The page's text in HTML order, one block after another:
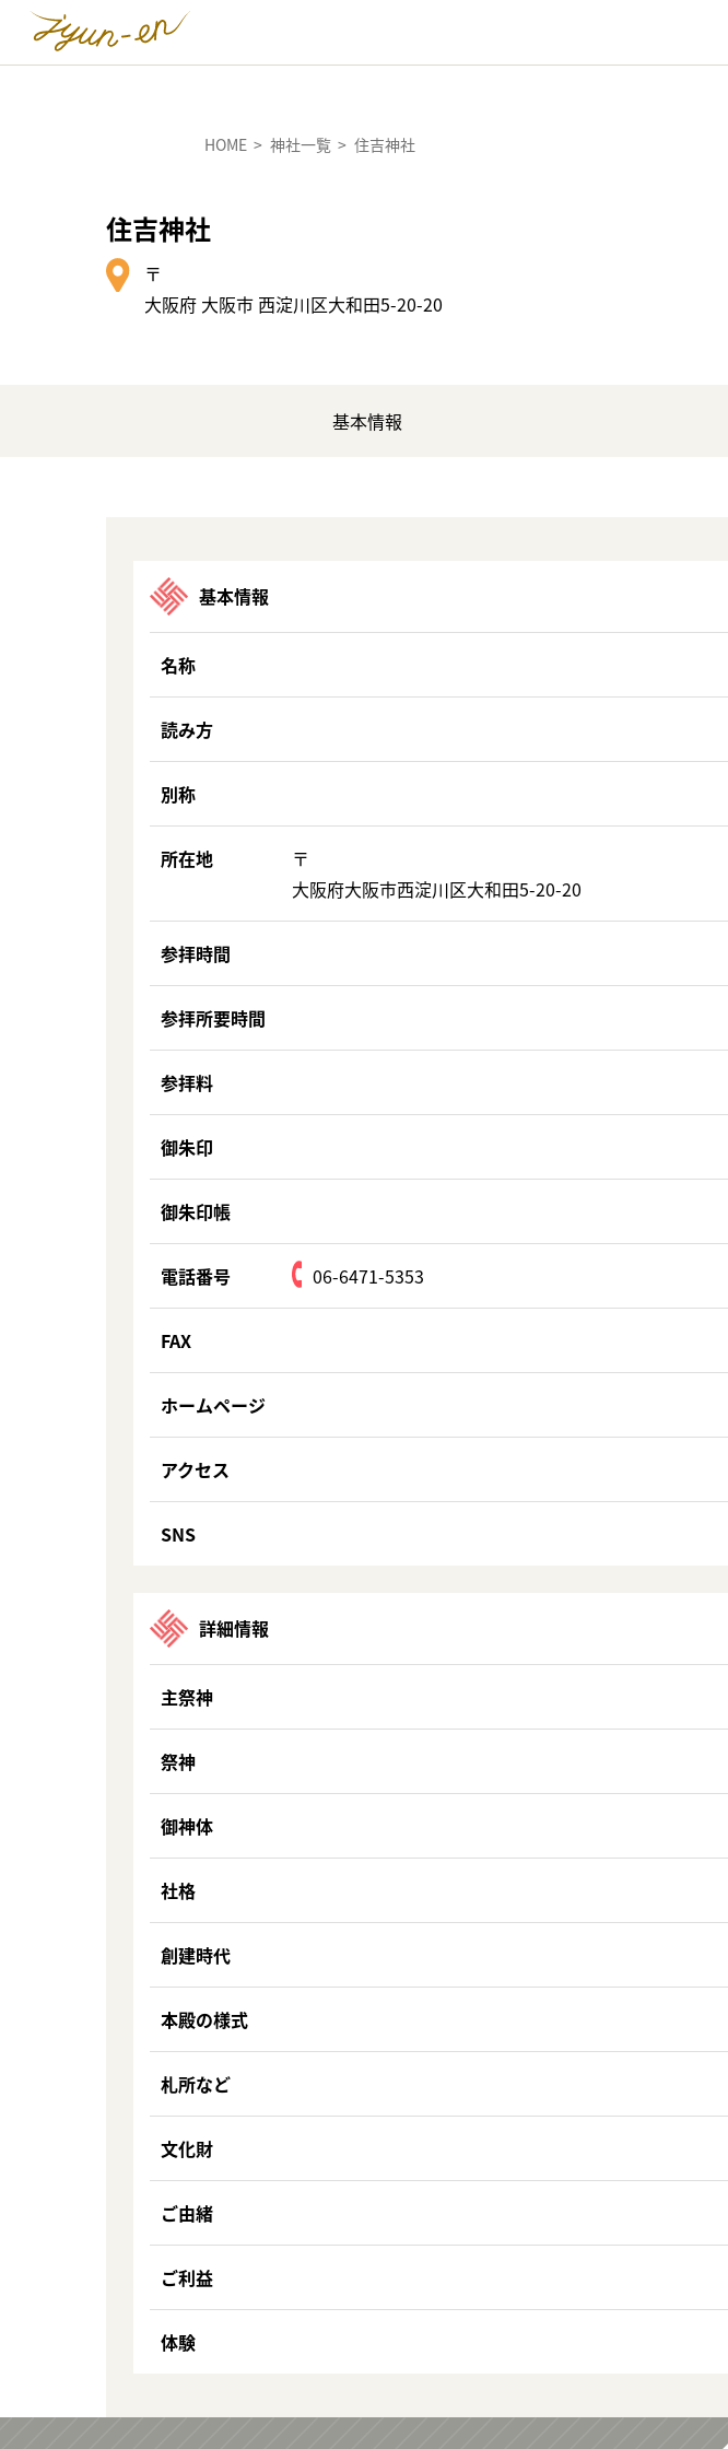
HOME 神社一覧 住吉神社
住吉神社
〒
大阪府 大阪市 西淀川区大和田5-20-20
基本情報
基本情報
名称
読み方
別称
所在地
〒
大阪府大阪市西淀川区大和田5-20-20
参拝時間
参拝所要時間
参拝料
御朱印
御朱印帳
電話番号 06-6471-5353
FAX
ホームページ
アクセス
SNS
詳細情報
主祭神
祭神
御神体
社格
創建時代
本殿の様式
札所など
文化財
ご由緒
ご利益
体験